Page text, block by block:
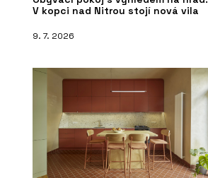
V kopci nad Nitrou stojí nová vila
9. 7. 2026